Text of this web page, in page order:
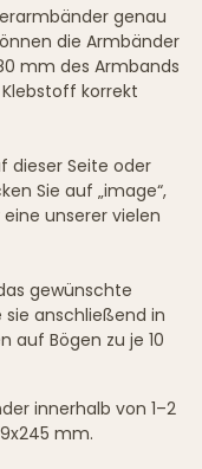
genau
die Armbänder
mm des Armbands
korrekt
dieser Seite oder
Sie auf „image“,
unserer vielen
gewünschte
sie anschließend in
auf Bögen zu je 10
innerhalb von 1–2
mm.